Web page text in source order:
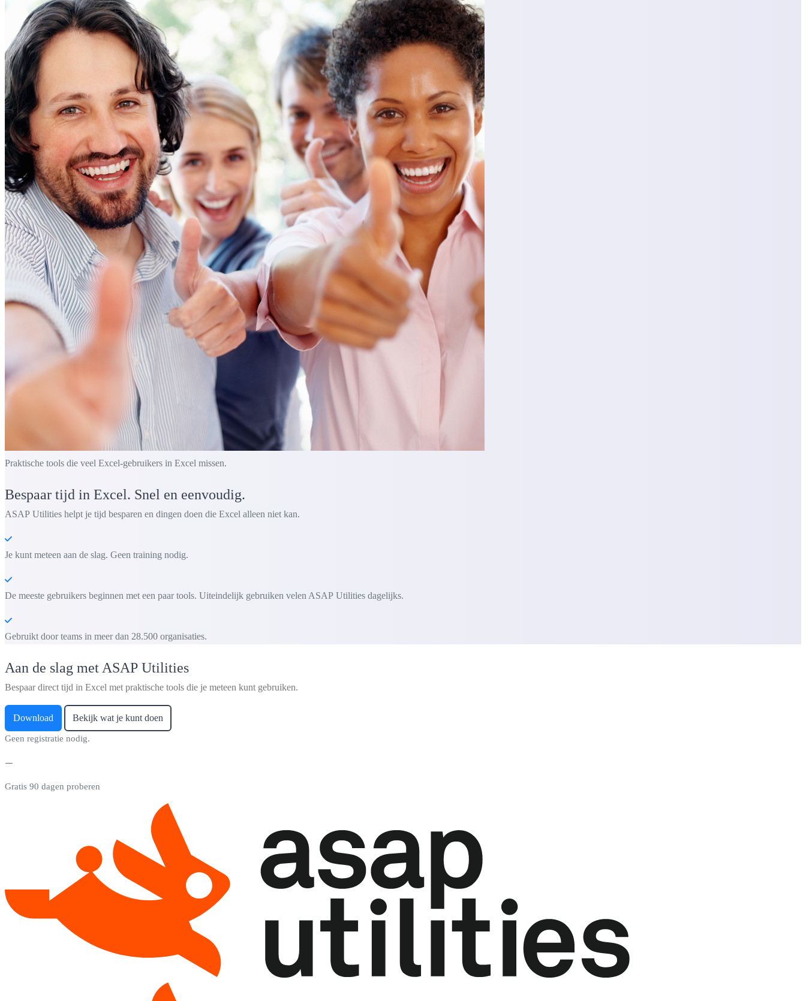
Praktische tools die veel Excel-gebruikers in Excel missen.
Bespaar tijd in Excel. Snel en eenvoudig.
ASAP Utilities helpt je tijd besparen en dingen doen die Excel alleen niet kan.
Je kunt meteen aan de slag. Geen training nodig.
De meeste gebruikers beginnen met een paar tools. Uiteindelijk gebruiken velen ASAP Utilities dagelijks.
Gebruikt door teams in meer dan 28.500 organisaties.
Aan de slag met ASAP Utilities
Bespaar direct tijd in Excel met praktische tools die je meteen kunt gebruiken.
Download Bekijk wat je kunt doen
Geen registratie nodig.
Gratis 90 dagen proberen